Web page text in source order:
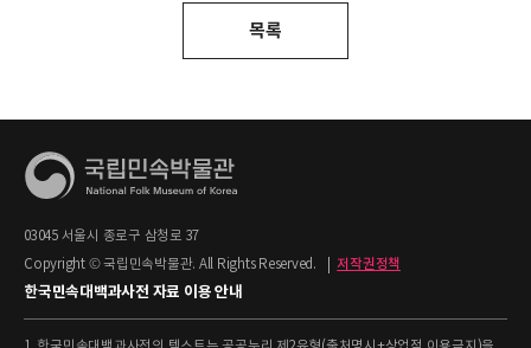
목록
03045 서울시 종로구 삼청로 37
Copyright © 국립민속박물관. All Rights Reserved.
저작권정책
한국민속대백과사전 자료 이용 안내